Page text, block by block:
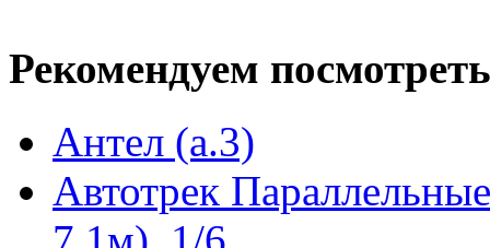
Рекомендуем
Антел (а.3)
Автотрек